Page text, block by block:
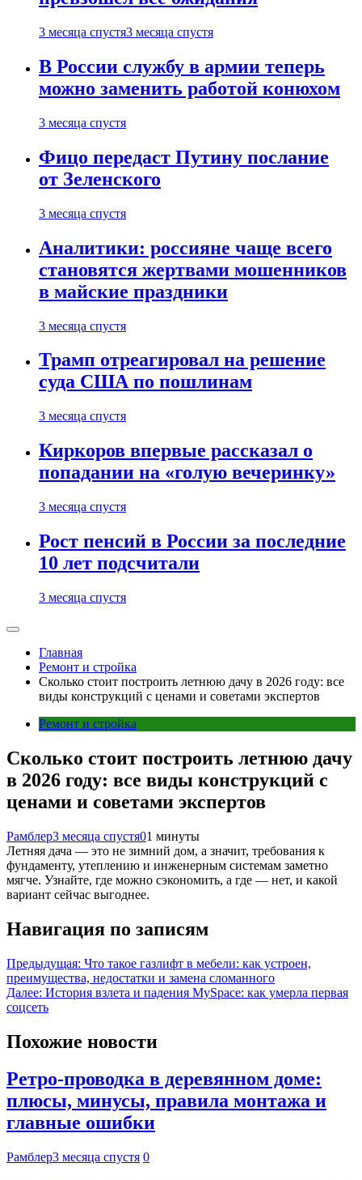
3 месяца спустя3 месяца спустя
В России службу в армии теперь
можно заменить работой конюхом
3 месяца спустя
Фицо передаст Путину послание
от Зеленского
3 месяца спустя
Аналитики: россияне чаще всего
становятся жертвами мошенников
в майские праздники
3 месяца спустя
Трамп отреагировал на решение
суда США по пошлинам
3 месяца спустя
Киркоров впервые рассказал о
попадании на «голую вечеринку»
3 месяца спустя
Рост пенсий в России за последние
10 лет подсчитали
3 месяца спустя
Главная
Ремонт и стройка
Сколько стоит построить летнюю дачу в 2026 году: все
виды конструкций с ценами и советами экспертов
Ремонт и стройка
Сколько стоит построить летнюю дачу
в 2026 году: все виды конструкций с
ценами и советами экспертов
Рамблер3 месяца спустя01 минуты
Летняя дача — это не зимний дом, а значит, требования к
фундаменту, утеплению и инженерным системам заметно
мягче. Узнайте, где можно сэкономить, а где — нет, и какой
вариант сейчас выгоднее.
Навигация по записям
Предыдущая: Что такое газлифт в мебели: как устроен,
преимущества, недостатки и замена сломанного
Далее: История взлета и падения MySpace: как умерла первая
соцсеть
Похожие новости
Ретро-проводка в деревянном доме:
плюсы, минусы, правила монтажа и
главные ошибки
Рамблер3 месяца спустя 0